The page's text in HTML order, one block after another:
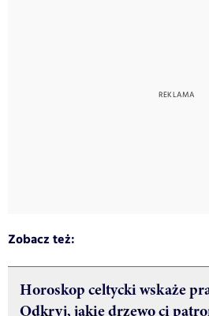
Zobacz też:
Horoskop celtycki wskaże
Odkryj, jakie drzewo ci